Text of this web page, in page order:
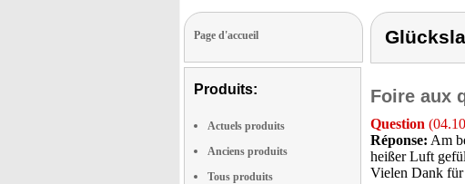
Page d'accueil
Produits:
Actuels produits
Anciens produits
Tous produits
Foire aux
Question
Réponse: Am
heißer Luft
Vielen Dank für